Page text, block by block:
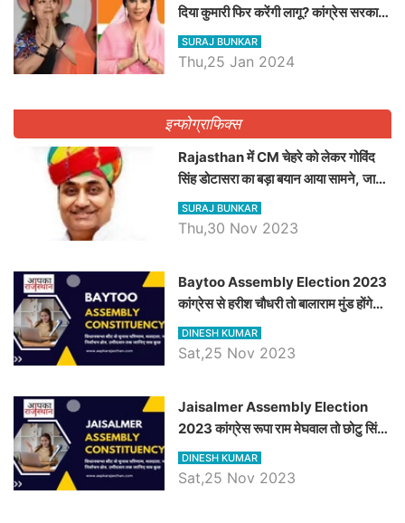
दिया कुमारी फिर करेंगी लागू? कांग्रेस सरकार
ने किया था निरस्त
SURAJ BUNKAR
Thu,25 Jan 2024
इन्फोग्राफिक्स
Rajasthan में CM चेहरे को लेकर गोविंद
सिंह डोटासरा का बड़ा बयान आया सामने, जानें
विचार
SURAJ BUNKAR
Thu,30 Nov 2023
Baytoo Assembly Election 2023
कांग्रेस से हरीश चौधरी तो बालाराम मुंड होंगे
भाजपा उम्मीदवार, जानिये बायतू विधानसभा
सीट के ताजा समीकरण
DINESH KUMAR
Sat,25 Nov 2023
​​​​​​​Jaisalmer Assembly Election
2023 कांग्रेस रूपा राम मेघवाल तो छोटु सिंह
भाटी होंगे भाजपा उम्मीदवार, जानिये जैसलमेर
विधानसभा सीट के ताजा समीकरण
DINESH KUMAR
Sat,25 Nov 2023